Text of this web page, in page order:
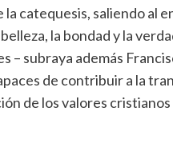
catequesis, saliendo al
la bondad y la
– subraya además
de contribuir a la
de los valores